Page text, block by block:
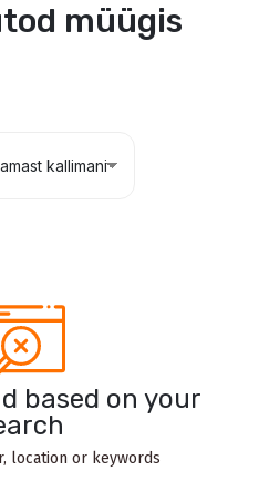
müügis
based on your
location or keywords